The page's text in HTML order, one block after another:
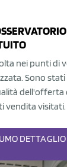
nei punti di
Sono stati
vendita visitati.
DETTAGLIO